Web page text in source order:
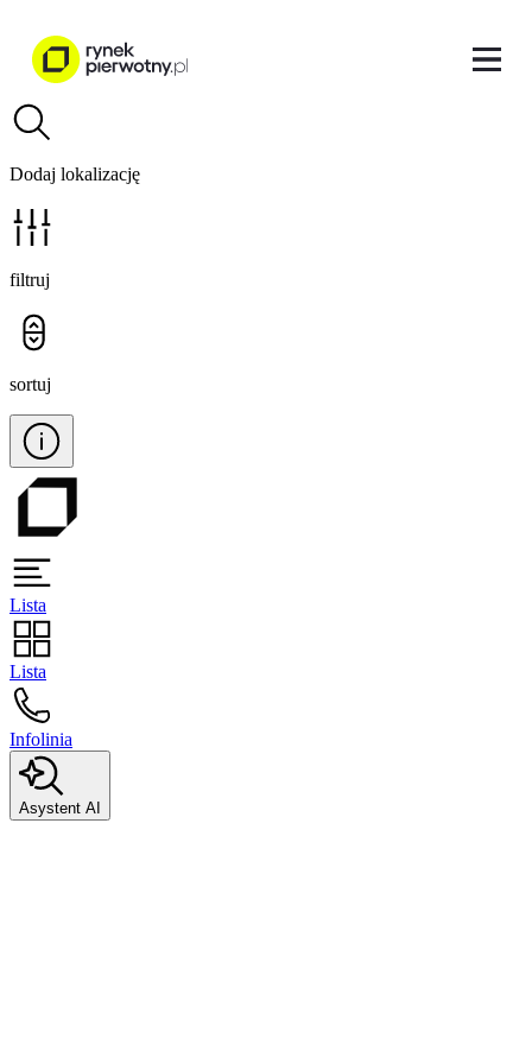
Dodaj lokalizację
filtruj
sortuj
Lista
Lista
Infolinia
Asystent AI